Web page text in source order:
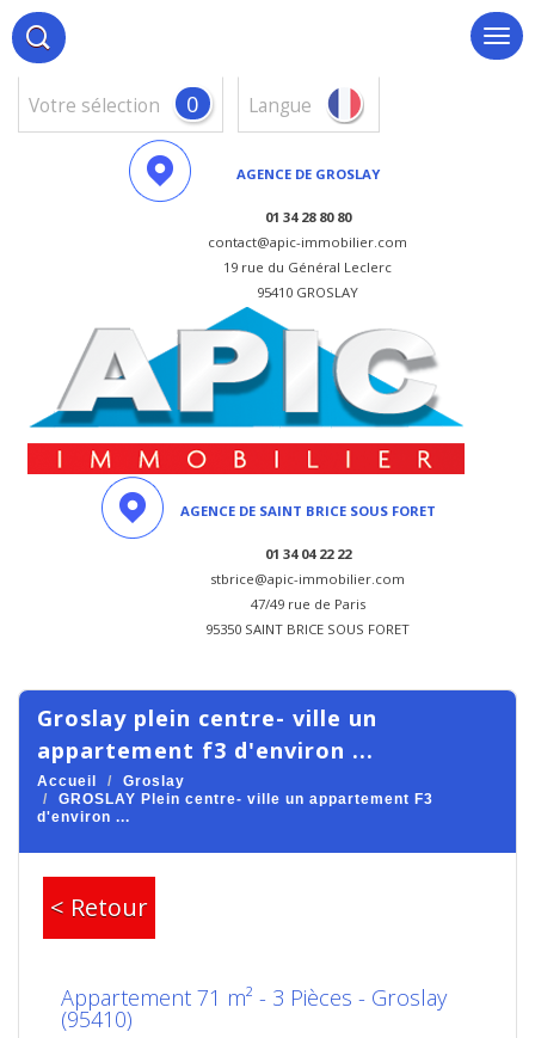
votre sélection 0 Langue
AGENCE DE GROSLAY
01 34 28 80 80
contact@apic-immobilier.com
19 rue du Général Leclerc
95410 GROSLAY
AGENCE DE SAINT BRICE SOUS FORET
01 34 04 22 22
stbrice@apic-immobilier.com
47/49 rue de Paris
95350 SAINT BRICE SOUS FORET
groslay plein centre- ville un
appartement f3 d'environ ...
Accueil
Groslay
GROSLAY Plein centre- ville un appartement F3
d'environ ...
< Retour
Appartement 71 m² - 3 Pièces - Groslay
(95410)